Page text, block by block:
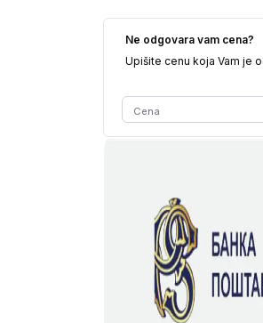
Ne odgovara vam cena?
Upišite cenu koja Vam je